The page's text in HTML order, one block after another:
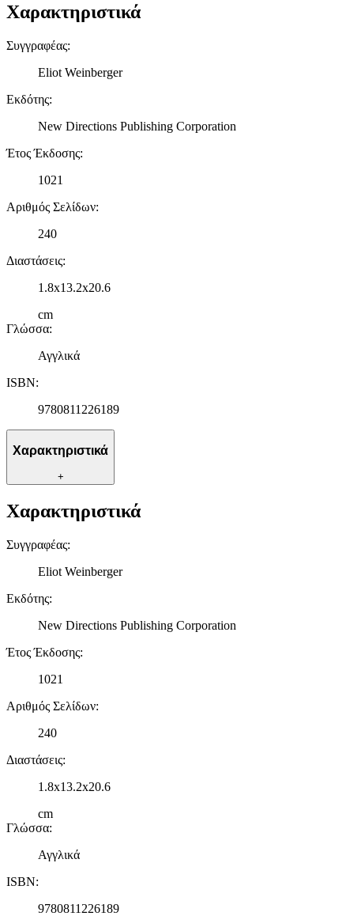
Χαρακτηριστικά
Συγγραφέας:
Eliot Weinberger
Εκδότης:
New Directions Publishing Corporation
Έτος Έκδοσης:
1021
Αριθμός Σελίδων:
240
Διαστάσεις:
1.8x13.2x20.6
cm
Γλώσσα:
Αγγλικά
ISBN:
9780811226189
Χαρακτηριστικά
+
Χαρακτηριστικά
Συγγραφέας:
Eliot Weinberger
Εκδότης:
New Directions Publishing Corporation
Έτος Έκδοσης:
1021
Αριθμός Σελίδων:
240
Διαστάσεις:
1.8x13.2x20.6
cm
Γλώσσα:
Αγγλικά
ISBN:
9780811226189